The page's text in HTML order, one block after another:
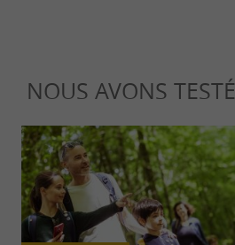
NOUS AVONS TESTÉ